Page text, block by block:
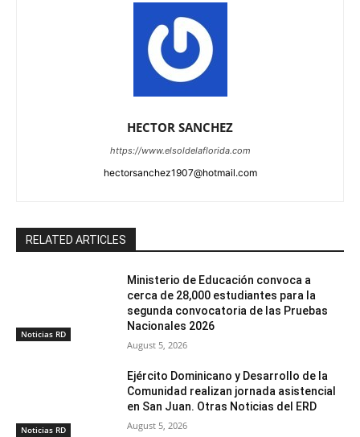
HECTOR SANCHEZ
https://www.elsoldelaflorida.com
hectorsanchez1907@hotmail.com
RELATED ARTICLES
Noticias RD
Ministerio de Educación convoca a
cerca de 28,000 estudiantes para la
segunda convocatoria de las Pruebas
Nacionales 2026
August 5, 2026
Noticias RD
Ejército Dominicano y Desarrollo de la
Comunidad realizan jornada asistencial
en San Juan. Otras Noticias del ERD
August 5, 2026